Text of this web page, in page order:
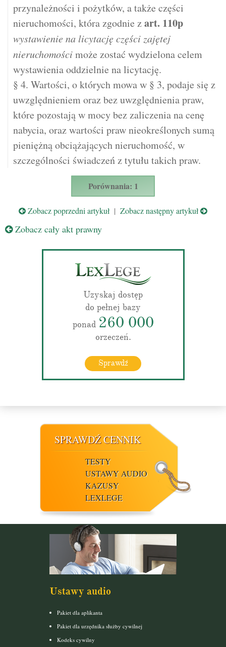
przynależności i pożytków, a także części
nieruchomości, która zgodnie zart. 110p
wystawienie na licytację części zajętej
nieruchomościmoże zostać wydzielona celem
wystawienia oddzielnie na licytację.
§ 4. Wartości, o których mowa w § 3, podaje się z
uwzględnieniem oraz bez uwzględnienia praw,
które pozostają w mocy bez zaliczenia na cenę
nabycia, oraz wartości praw nieokreślonych sumą
pieniężną obciążających nieruchomość, w
szczególności świadczeń z tytułu takich praw.
Porównania: 1
Zobacz poprzedni artykuł | Zobacz następny artykuł
Zobacz cały akt prawny
Uzyskaj dostęp
do pełnej bazy
ponad 260 000
orzeczeń.
Sprawdź
SPRAWDŹ CENNIK
TESTY
USTAWY AUDIO
KAZUSY
LEXLEGE
Ustawy audio
Pakiet dla aplikanta
Pakiet dla urzędnika służby cywilnej
Kodeks cywilny